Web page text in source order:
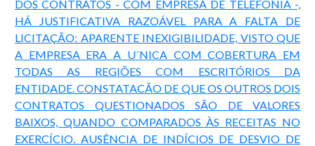
DOS CONTRATOS - COM EMPRESA DE TELEFONIA -,
HÁ JUSTIFICATIVA RAZOÁVEL PARA A FALTA DE
LICITAÇÃO: APARENTE INEXIGIBILIDADE, VISTO QUE
A EMPRESA ERA A U´NICA COM COBERTURA EM
TODAS AS REGIÕES COM ESCRITÓRIOS DA
ENTIDADE. CONSTATACÃO DE QUE OS OUTROS DOIS
CONTRATOS QUESTIONADOS SÃO DE VALORES
BAIXOS, QUANDO COMPARADOS ÀS RECEITAS NO
EXERCÍCIO. AUSÊNCIA DE INDÍCIOS DE DESVIO DE